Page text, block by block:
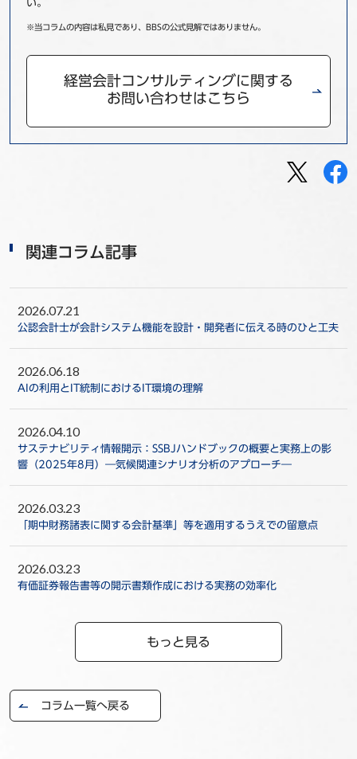
い。
※当コラムの内容は私見であり、BBSの公式見解ではありません。
経営会計コンサルティングに関する
お問い合わせはこちら
関連コラム記事
2026.07.21
公認会計士が会計システム機能を設計・開発者に伝える時のひと工夫
2026.06.18
AIの利用とIT統制におけるIT環境の理解
2026.04.10
サステナビリティ情報開示：SSBJハンドブックの概要と実務上の影
響（2025年8月）―気候関連シナリオ分析のアプローチ―
2026.03.23
「期中財務諸表に関する会計基準」等を適用するうえでの留意点
2026.03.23
有価証券報告書等の開示書類作成における実務の効率化
もっと見る
コラム一覧へ戻る